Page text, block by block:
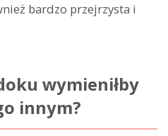
bardzo przejrzysta i
wymieniłby
innym?